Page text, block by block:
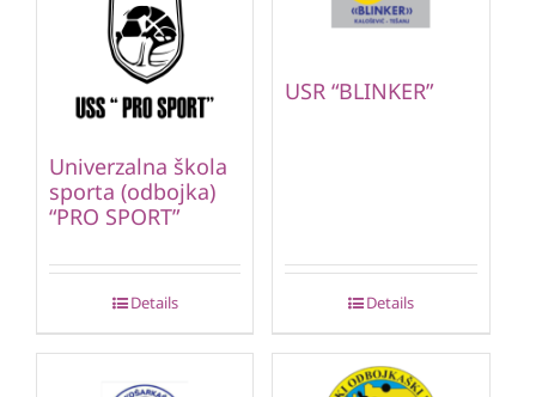
Univerzalna škola
sporta (odbojka)
“PRO SPORT”
Details
USR “BLINKER”
Details